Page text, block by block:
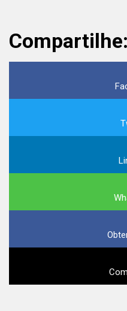
Compartilhe: